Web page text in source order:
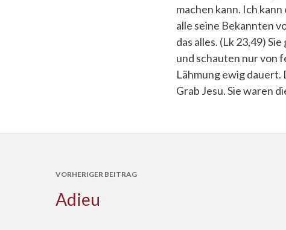
machen kann. Ich
alle seine Bekannten
das alles. (Lk 23,49)
und schauten nur von
Lähmung ewig dauert.
Grab Jesu. Sie waren
VORHERIGER BEITRAG
Adieu